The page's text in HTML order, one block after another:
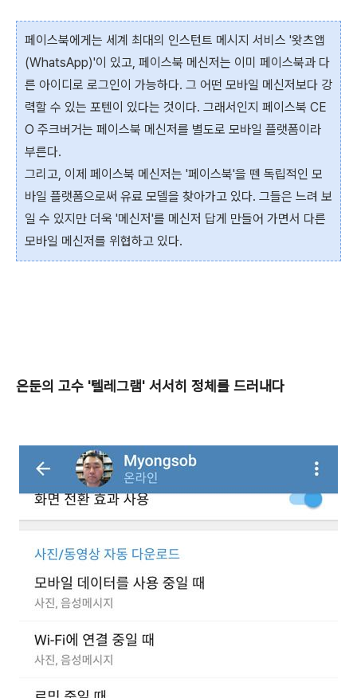
페이스북에게는 세계 최대의 인스턴트 메시지 서비스 '왓츠앱
(WhatsApp)'이 있고, 페이스북 메신저는 이미 페이스북과 다
른 아이디로 로그인이 가능하다. 그 어떤 모바일 메신저보다 강
력할 수 있는 포텐이 있다는 것이다. 그래서인지 페이스북 CE
O 주크버거는 페이스북 메신저를 별도로 모바일 플랫폼이라
부른다.
그리고, 이제 페이스북 메신저는 '페이스북'을 뗀 독립적인 모
바일 플랫폼으로써 유료 모델을 찾아가고 있다. 그들은 느려 보
일 수 있지만 더욱 '메신저'를 메신저 답게 만들어 가면서 다른
모바일 메신저를 위협하고 있다.
은둔의 고수 '텔레그램' 서서히 정체를 드러내다